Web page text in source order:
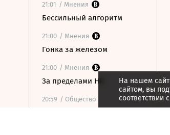
21:01 / Мнения
Бессильный алгоритм
21:00 / Мнения
Гонка за железом
21:00 / Мнения
За пределами HR
20:59 / Общество
На нашем
сайтом, вы
соответствии с